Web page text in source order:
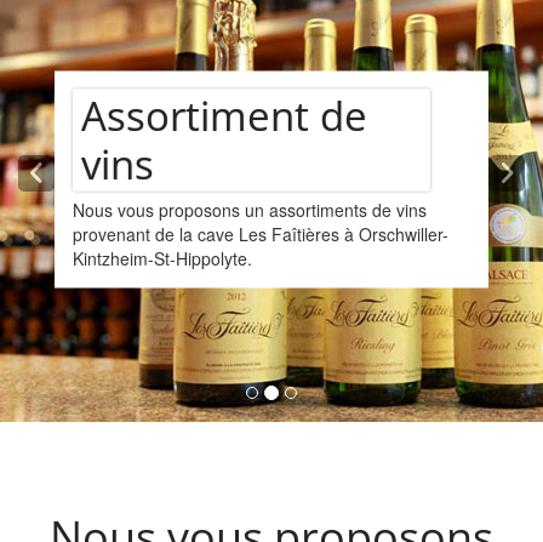
Assortiment de
vins
Nous vous proposons un assortiments de vins
provenant de la cave Les Faîtières à Orschwiller-
Kintzheim-St-Hippolyte.